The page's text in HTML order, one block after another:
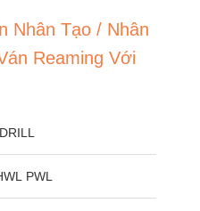
Nhân Tạo / Nhân
Reaming Với
PWL